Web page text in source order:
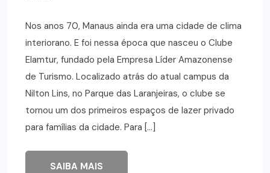
Nos anos 70, Manaus ainda era uma cidade de clima
interiorano. E foi nessa época que nasceu o Clube
Elamtur, fundado pela Empresa Líder Amazonense
de Turismo. Localizado atrás do atual campus da
Nilton Lins, no Parque das Laranjeiras, o clube se
tornou um dos primeiros espaços de lazer privado
para famílias da cidade. Para […]
SAIBA MAIS